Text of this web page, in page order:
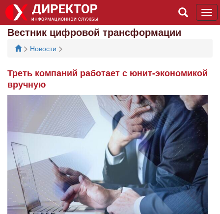
Вестник цифровой трансформации
> Новости >
Треть компаний работает с юнит-экономикой
вручную